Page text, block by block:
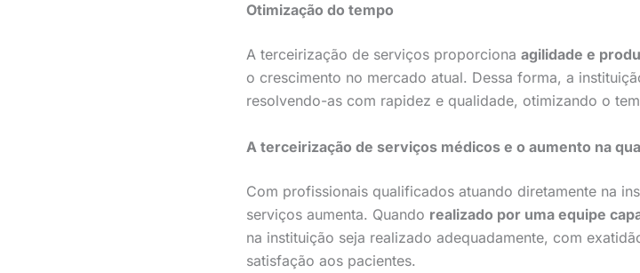
Otimização do tempo
A terceirização de serviços proporciona agilidade e
o crescimento no mercado atual. Dessa forma, a
resolvendo-as com rapidez e qualidade, otimizando o
A terceirização de serviços médicos e o aumento na
Com profissionais qualificados atuando diretamente na
serviços aumenta. Quando realizado por uma equipe
na instituição seja realizado adequadamente, com
satisfação aos pacientes.